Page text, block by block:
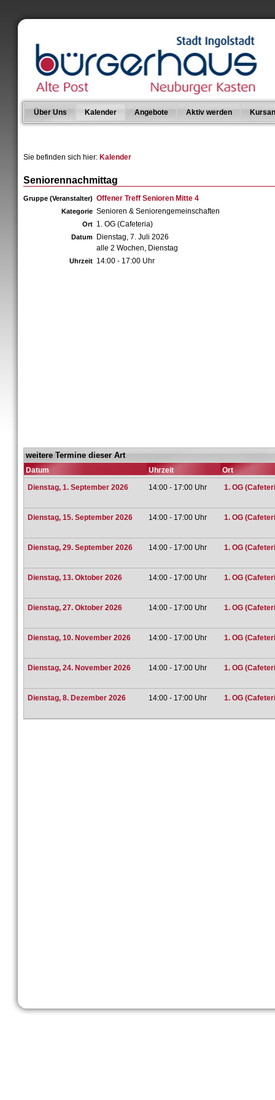
Über Uns Kalender Angebote Aktiv werden
Sie befinden sich hier: Kalender
Seniorennachmittag
Gruppe (Veranstalter) Offener Treff Senioren Mitte 4
Kategorie Senioren & Seniorengemeinschaften
Ort 1. OG (Cafeteria)
Datum
Dienstag, 7. Juli 2026
alle 2 Wochen, Dienstag
Uhrzeit 14:00 - 17:00 Uhr
weitere Termine dieser Art
Datum Uhrzeit
Ort
Dienstag, 1. September 2026
14:00 - 17:00 Uhr 1. OG
Dienstag, 15. September 2026 14:00 - 17:00 Uhr 1. OG
Dienstag, 29. September 2026 14:00 - 17:00 Uhr 1. OG
Dienstag, 13. Oktober 2026 14:00 - 17:00 Uhr 1. OG
Dienstag, 27. Oktober 2026 14:00 - 17:00 Uhr 1. OG
Dienstag, 10. November 2026 14:00 - 17:00 Uhr 1. OG
Dienstag, 24. November 2026 14:00 - 17:00 Uhr 1. OG
Dienstag, 8. Dezember 2026 14:00 - 17:00 Uhr 1. OG